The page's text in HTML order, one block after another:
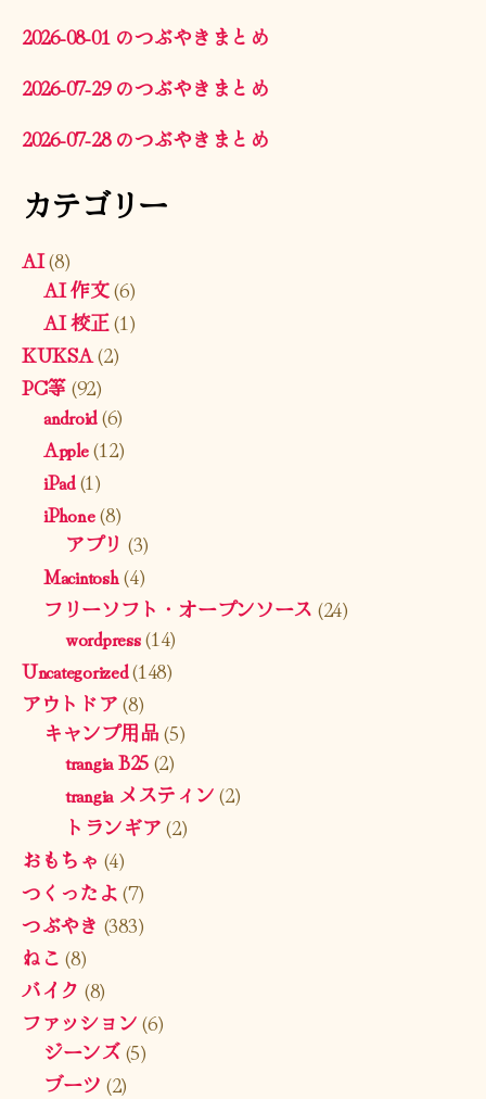
2026-08-01 のつぶやきまとめ
2026-07-29 のつぶやきまとめ
2026-07-28 のつぶやきまとめ
カテゴリー
AI(8)
AI 作文(6)
AI 校正(1)
KUKSA(2)
PC等(92)
android(6)
Apple(12)
iPad(1)
iPhone(8)
アプリ (3)
Macintosh(4)
フリーソフト・オープンソース (24)
wordpress(14)
Uncategorized(148)
アウトドア(8)
キャンプ用品(5)
trangia B25(2)
trangia メスティン(2)
トランギア(2)
おもちゃ (4)
つくったよ(7)
つぶやき (383)
ねこ (8)
バイク (8)
ファッション(6)
ジーンズ(5)
ブーツ (2)